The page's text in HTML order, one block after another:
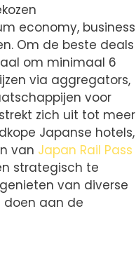
economy, business
Om de beste deals
om minimaal 6
via aggregators,
voor
zich uit tot meer
Japanse hotels,
van Japan Rail Pass
strategisch te
van diverse
doen aan de